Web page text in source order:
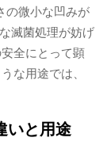
の微小な凹みが
滅菌処理が妨げ
全にとって顕
な用途では、
いと用途